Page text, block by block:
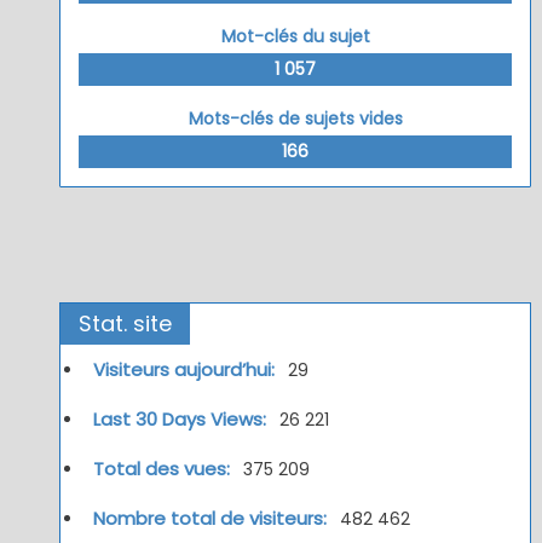
Mot-clés du sujet
1 057
Mots-clés de sujets vides
166
Stat. site
Visiteurs aujourd’hui: 29
Last 30 Days Views: 26 221
Total des vues: 375 209
Nombre total de visiteurs: 482 462